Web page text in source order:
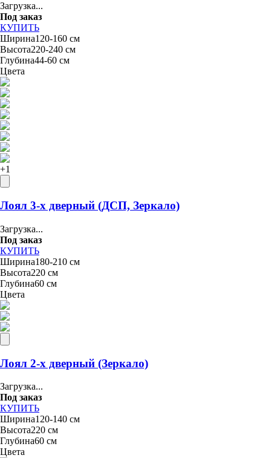
Загрузка...
Под заказ
КУПИТЬ
Ширина120-160 см
Высота220-240 см
Глубина44-60 см
Цвета
+1
Лоял 3-х дверный (ДСП, Зеркало)
Загрузка...
Под заказ
КУПИТЬ
Ширина180-210 см
Высота220 см
Глубина60 см
Цвета
Лоял 2-х дверный (Зеркало)
Загрузка...
Под заказ
КУПИТЬ
Ширина120-140 см
Высота220 см
Глубина60 см
Цвета